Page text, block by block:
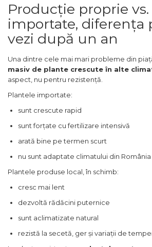
Producție proprie
importate, diferența
vezi după un an
Una dintre cele mai mari probleme din
masiv de plante crescute în alte
aspect, nu pentru rezistență.
Plantele importate:
sunt crescute rapid
sunt forțate cu fertilizare intensivă
arată bine pe termen scurt
nu sunt adaptate climatului din România
Plantele produse local, în schimb:
cresc mai lent
dezvoltă rădăcini puternice
sunt aclimatizate natural
rezistă la secetă, ger și variații de